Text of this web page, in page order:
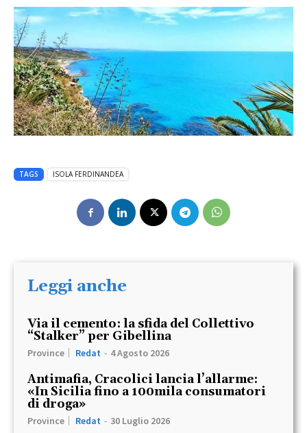
TAGS ISOLA FERDINANDEA
Leggi anche
Via il cemento: la sfida del Collettivo
“Stalker” per Gibellina
Province Redat - 4 Agosto 2026
Antimafia, Cracolici lancia l’allarme:
«In Sicilia fino a 100mila consumatori
di droga»
Province Redat - 30 Luglio 2026